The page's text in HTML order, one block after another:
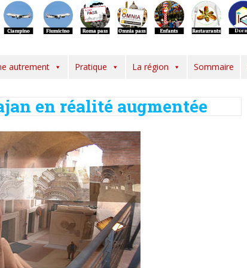
autrement Pratique La région Sommaire
en réalité augmentée